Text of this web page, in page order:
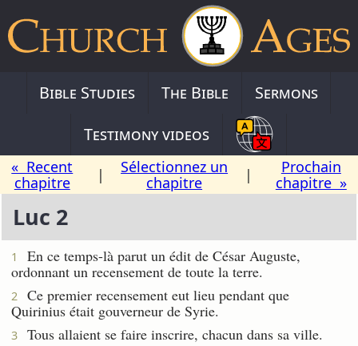
Bible Studies The Bible
Sermons
Testimony videos
« Recent
chapitre
|
Sélectionnez un
chapitre
|
Prochain
chapitre »
Luc 2
1
En ce temps-là parut un édit de César Auguste,
ordonnant un recensement de toute la terre.
2
Ce premier recensement eut lieu pendant que
Quirinius était gouverneur de Syrie.
3 Tous allaient se faire inscrire, chacun dans sa ville.